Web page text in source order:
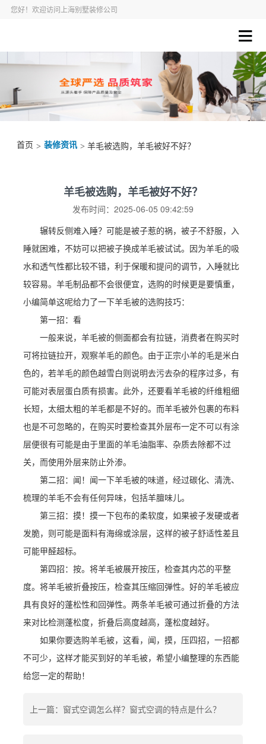
您好！欢迎访问上海别墅装修公司
首页 > 装修资讯 > 羊毛被选购，羊毛被好不好？
羊毛被选购，羊毛被好不好？
发布时间：2025-06-05 09:42:59
辗转反侧难入睡？可能是被子惹的祸，被子不舒服，入
睡就困难，不妨可以把被子换成羊毛被试试。因为羊毛的吸
水和透气性都比较不错，利于保暖和提问的调节，入睡就比
较容易。羊毛制品都不会很便宜，选购的时候更是要慎重，
小编简单这呢给力了一下羊毛被的选购技巧：
第一招：看
一般来说，羊毛被的侧面都会有拉链，消费者在购买时
可将拉链拉开，观察羊毛的颜色。由于正宗小羊的毛是米白
色的，若羊毛的颜色越雪白则说明去污去杂的程序过多，有
可能对表层蛋白质有损害。此外，还要看羊毛被的纤维粗细
长短，太细太粗的羊毛都是不好的。而羊毛被外包裹的布料
也是不可忽略的，在购买时要检查其外层布一定不可以有涂
层便很有可能是由于里面的羊毛油脂率、杂质去除都不过
关，而使用外层来防止外渗。
第二招：闻！闻一下羊毛被的味道，经过碳化、清洗、
梳理的羊毛不会有任何异味，包括羊膻味儿。
第三招：摸！摸一下包布的柔软度，如果被子发硬或者
发脆，则可能是面料有海绵或涂层，这样的被子舒适性差且
可能甲醛超标。
第四招：按。将羊毛被展开按压，检查其内芯的平整
度。将羊毛被折叠按压，检查其压缩回弹性。好的羊毛被应
具有良好的蓬松性和回弹性。两条羊毛被可通过折叠的方法
来对比检测蓬松度，折叠后高度越高，蓬松度越好。
如果你要选购羊毛被，这看，闻，摸，压四招，一招都
不可少，这样才能买到好的羊毛被，希望小编整理的东西能
给您一定的帮助！
上一篇：窗式空调怎么样？窗式空调的特点是什么？